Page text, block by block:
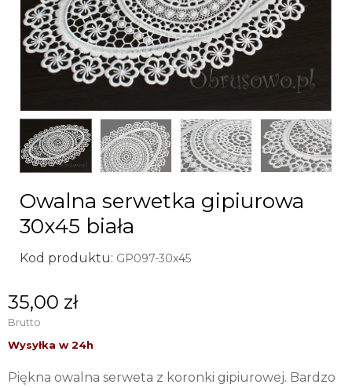
Owalna serwetka gipiurowa
30x45 biała
Kod produktu: GP097-30x45
35,00 zł
Brutto
Piękna owalna serweta z koronki gipiurowej. Bardzo